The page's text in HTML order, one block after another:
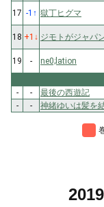
17 -1 ↑ 獄丁ヒグマ
18 +1 ↓ ジモトがジャパ
19
- ne0;lation
-
- 最後の西遊記
-
- 神緒ゆいは髪を